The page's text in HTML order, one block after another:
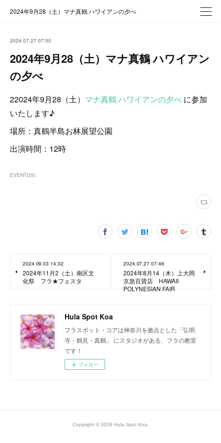
2024年9月28（土）マナ真鶴 ハワイアンの夕べ
2024.07.27 07:50
2024年9月28（土）マナ真鶴 ハワイアン
の夕べ
22024年9月28（土） マナ真鶴 ハワイアンの夕べ に参加
いたします♪
場所：真鶴半島お林展望公園
出演時間：12時
EVENT(35)
2024.09.03 14:02
2024年11月2（土）南区文
化祭 フラ★フェスタ
2024.07.27 07:46
2024年8月14（木）上大岡
京急百貨店 HAWAII
POLYNESIAN FAIR
Hula Spot Koa
フラスポット・コアは神奈川を拠点とした「弘明
寺・鶴見・真鶴」 にスタジオがある、フラの教室
です！
フォロー
Copyright © 2026 Hula Spot Koa